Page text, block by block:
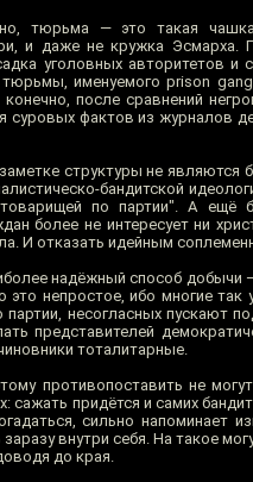
тюрьма — это такая
и даже не кружка
уголовных авторитетов
именуемого prison
после сравнений
фактов из журналов
структуры не
бандитской
по партии". А ещё
более не интересует ни
И отказать идейным
надёжный способ
непростое, ибо многие
несогласных пускают
представителей
тоталитарные.
противопоставить не
придётся и самих
сильно напоминает
внутри себя. На такое
до края.